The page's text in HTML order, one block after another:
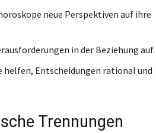
neue Perspektiven auf ihre
in der Beziehung auf.
Entscheidungen rational und
Trennungen